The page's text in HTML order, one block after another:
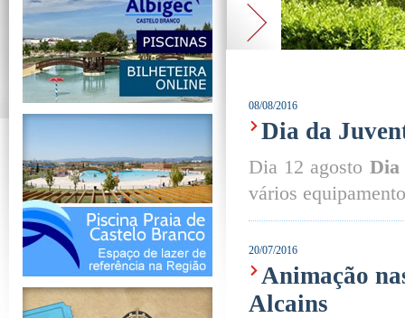
08/08/2016
Dia da
Dia 12 agosto Dia
vários
20/07/2016
Animação
Alcains